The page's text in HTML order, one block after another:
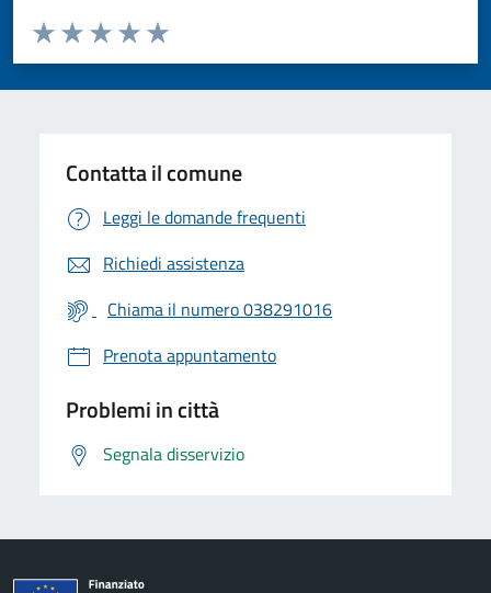
Valuta da 1 a 5 stelle la pagina
Valuta 5 stelle su 5
Valuta 4 stelle su 5
Valuta 3 stelle su 5
Valuta 2 stelle su 5
Valuta 1 stelle su 5
Contatta il comune
Leggi le domande frequenti
Richiedi assistenza
Chiama il numero 038291016
Prenota appuntamento
Problemi in città
Segnala disservizio